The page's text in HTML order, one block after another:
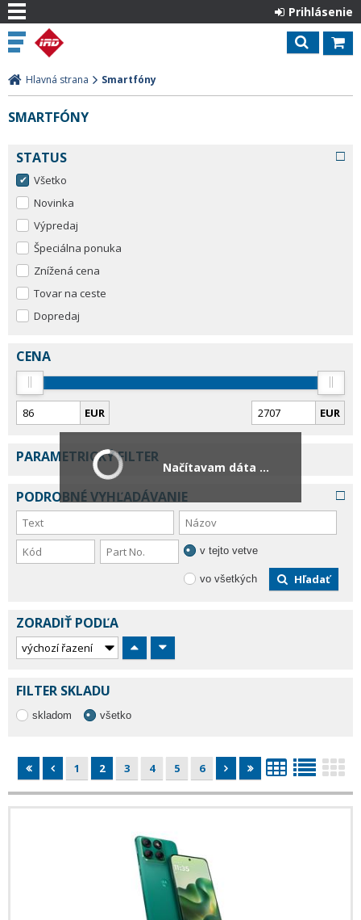
Prihlásenie
Hlavná strana Smartfóny
SMARTFÓNY
STATUS
Všetko
Novinka
Výpredaj
Špeciálna ponuka
Znížená cena
Tovar na ceste
Dopredaj
CENA
EUR EUR
PARAMETRICKÝ FILTER
PODROBNÉ VYHĽADÁVANIE
v tejto vetve
vo všetkých Hľadať
ZORADIŤ PODĽA
FILTER SKLADU
skladom všetko
1 2 3 4 5 6
Načítavam dáta ...